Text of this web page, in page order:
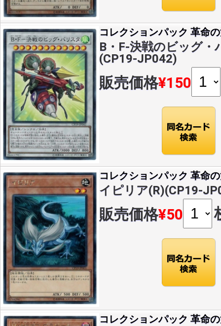
コレクションパック 革命
B・F-決戦のビッグ・
(CP19-JP042)
販売価格¥150
コレクションパック 革命
イピリア(R)(CP19-
販売価格¥50
コレクションパック 革命